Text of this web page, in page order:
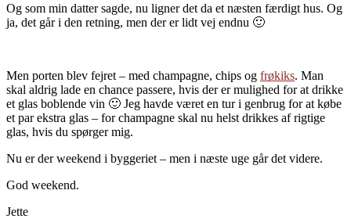
Og som min datter sagde, nu ligner det da et næsten færdigt hus. Og
ja, det går i den retning, men der er lidt vej endnu 🙂
Men porten blev fejret – med champagne, chips og frøkiks. Man
skal aldrig lade en chance passere, hvis der er mulighed for at drikke
et glas boblende vin 🙂 Jeg havde været en tur i genbrug for at købe
et par ekstra glas – for champagne skal nu helst drikkes af rigtige
glas, hvis du spørger mig.
Nu er der weekend i byggeriet – men i næste uge går det videre.
God weekend.
Jette